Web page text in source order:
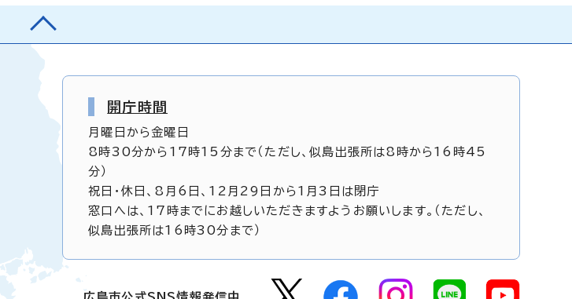
開庁時間
月曜日から金曜日
8時30分から17時15分まで（ただし、似島出張所は8時から16時45
分）
祝日・休日、8月6日、12月29日から1月3日は閉庁
窓口へは、17時までにお越しいただきますようお願いします。（ただし、
似島出張所は16時30分まで）